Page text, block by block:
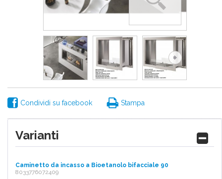
Condividi su facebook Stampa
Varianti
Caminetto da incasso a Bioetanolo bifacciale 90
8033776072409